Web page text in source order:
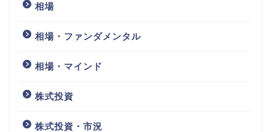
相場
相場・ファンダメンタル
相場・マインド
株式投資
株式投資・市況